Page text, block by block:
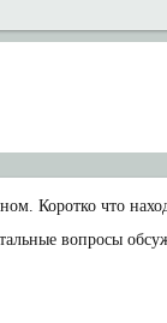
Коротко что
вопросы